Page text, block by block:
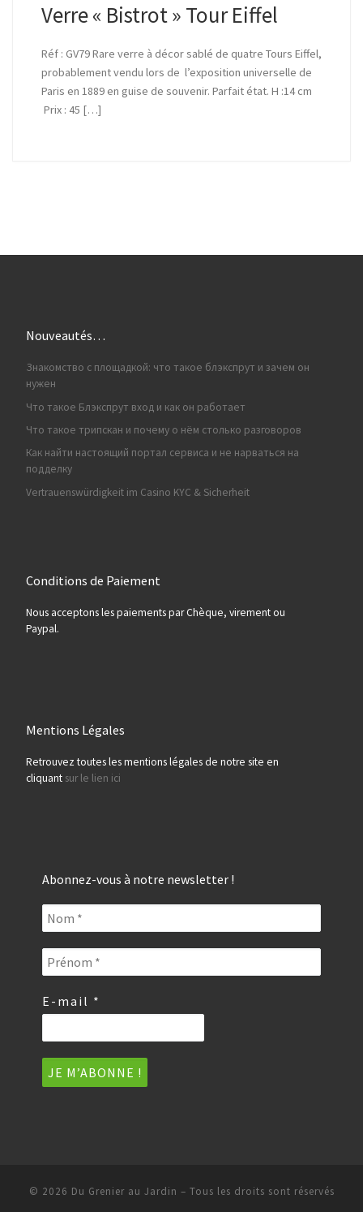
Verre « Bistrot » Tour Eiffel
Réf : GV79 Rare verre à décor sablé de quatre Tours Eiffel,
probablement vendu lors de l’exposition universelle de
Paris en 1889 en guise de souvenir. Parfait état. H :14 cm
Prix : 45 […]
Nouveautés…
Знакомство с площадкой: что такое блэкспрут и зачем он
нужен
Что такое Блэкспрут вход и как он работает
Что такое трипскан и почему о нём столько разговоров
Как найти настоящий портал сервиса и не нарваться на
подделку
Vertrauenswürdigkeit im Casino KYC & Sicherheit
Conditions de Paiement
Nous acceptons les paiements par Chèque, virement ou
Paypal.
Mentions Légales
Retrouvez toutes les mentions légales de notre site en
cliquant sur le lien ici
Abonnez-vous à notre newsletter !
E-mail *
© 2026 Du Grenier au Jardin – Tous les droits sont réservés